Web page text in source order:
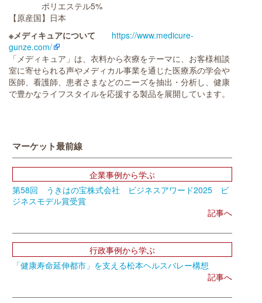
ポリエステル5%
【原産国】日本
※メディキュアについて
https://www.medicure-
gunze.com/
「メディキュア」は、衣料から衣療をテーマに、お客様相談
室に寄せられる声やメディカル事業を通じた医療系の学会や
医師、看護師、患者さまなどのニーズを抽出・分析し、健康
で豊かなライフスタイルを応援する製品を展開しています。
マーケット最前線
企業事例から学ぶ
第58回 うきはの宝株式会社 ビジネスアワード2025 ビ
ジネスモデル賞受賞
記事へ
行政事例から学ぶ
「健康寿命延伸都市」を支える松本ヘルスバレー構想
記事へ